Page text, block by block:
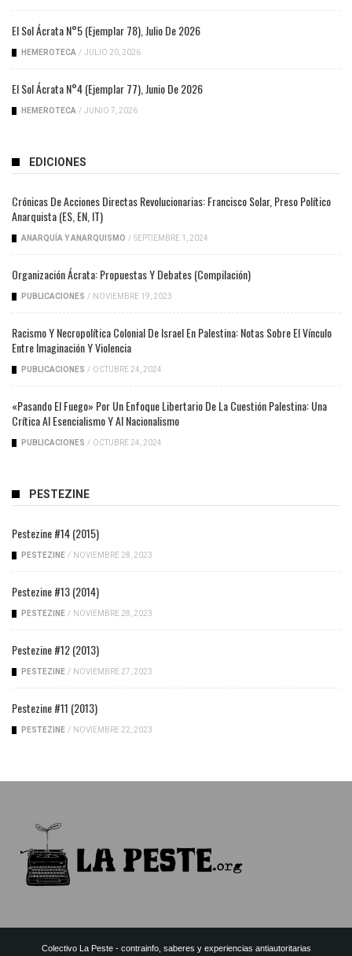
El Sol Ácrata N°5 (ejemplar 78), Julio De 2026
HEMEROTECA / JULIO 20, 2026
El Sol Ácrata N°4 (ejemplar 77), Junio De 2026
HEMEROTECA / JUNIO 7, 2026
EDICIONES
Crónicas De Acciones Directas Revolucionarias: Francisco Solar, Preso Político
Anarquista (ES, EN, IT)
ANARQUÍA Y ANARQUISMO / SEPTIEMBRE 1, 2024
Organización Ácrata: Propuestas Y Debates (compilación)
PUBLICACIONES / NOVIEMBRE 19, 2023
Racismo Y Necropolítica Colonial De Israel En Palestina: Notas Sobre El Vínculo
Entre Imaginación Y Violencia
PUBLICACIONES / OCTUBRE 24, 2024
«Pasando El Fuego» Por Un Enfoque Libertario De La Cuestión Palestina: Una
Crítica Al Esencialismo Y Al Nacionalismo
PUBLICACIONES / OCTUBRE 24, 2024
PESTEZINE
Pestezine #14 (2015)
PESTEZINE / NOVIEMBRE 28, 2023
Pestezine #13 (2014)
PESTEZINE / NOVIEMBRE 28, 2023
Pestezine #12 (2013)
PESTEZINE / NOVIEMBRE 27, 2023
Pestezine #11 (2013)
PESTEZINE / NOVIEMBRE 22, 2023
Colectivo La Peste - contrainfo, saberes y experiencias antiautoritarias